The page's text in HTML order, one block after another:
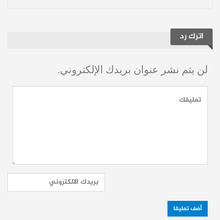
لازارسكي في العاصمة البولندية وارسو
بالإضافة إلى امتلاكه شهادات مهنية دولية في
مجال إدارة المشاريع ويمتلك رسلان خبرة مهنية
الائتمان والحوكمة والتحول الرقمي.
هناك وحصل لاحقاً على الجنسية الألمانية قبل أن
يقرر العودة مجدداً إلى وطنه عقب سقوط نظام
الأسد وخلال فترة إقامته في أوروبا شغل منصب
مدير أعمال ائتمان في بنك الصيادلة والأطباء
اترك رد
لن يتم نشر عنوان بريدك الإلكتروني.